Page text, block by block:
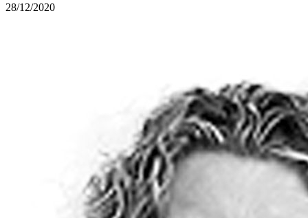
28/12/2020